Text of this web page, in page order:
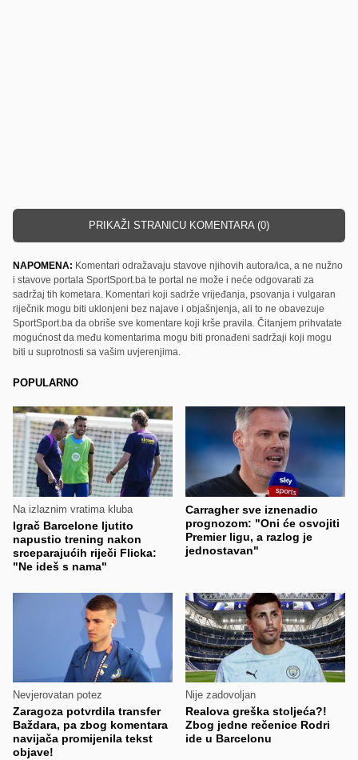
PRIKAŽI STRANICU KOMENTARA (0)
NAPOMENA: Komentari odražavaju stavove njihovih autora/ica, a ne nužno
i stavove portala SportSport.ba te portal ne može i neće odgovarati za
sadržaj tih kometara. Komentari koji sadrže vrijeđanja, psovanja i vulgaran
riječnik mogu biti uklonjeni bez najave i objašnjenja, ali to ne obavezuje
SportSport.ba da obriše sve komentare koji krše pravila. Čitanjem prihvatate
mogućnost da među komentarima mogu biti pronađeni sadržaji koji mogu
biti u suprotnosti sa vašim uvjerenjima.
POPULARNO
Na izlaznim vratima kluba
Igrač Barcelone ljutito
napustio trening nakon
srceparajućih riječi Flicka:
"Ne ideš s nama"
Carragher sve iznenadio
prognozom: "Oni će osvojiti
Premier ligu, a razlog je
jednostavan"
Nevjerovatan potez
Zaragoza potvrdila transfer
Baždara, pa zbog komentara
navijača promijenila tekst
objave!
Nije zadovoljan
Realova greška stoljeća?!
Zbog jedne rečenice Rodri
ide u Barcelonu